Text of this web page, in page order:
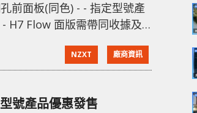
前面板(同色) - - 指定型號產
H7 Flow 面版需帶同收據及
電 36283377 查詢數量, 數量
NZXT 廠商資訊
號產品優惠發售